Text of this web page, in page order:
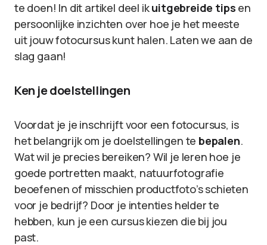
te doen! In dit artikel deel ikuitgebreide tips en
persoonlijke inzichten over hoe je het meeste
uit jouw fotocursus kunt halen. Laten we aan de
slag gaan!
Ken je doelstellingen
Voordat je je inschrijft voor een fotocursus, is
het belangrijk om je doelstellingen te bepalen.
Wat wil je precies bereiken? Wil je leren hoe je
goede portretten maakt, natuurfotografie
beoefenen of misschien productfoto’s schieten
voor je bedrijf? Door je intenties helder te
hebben, kun je een cursus kiezen die bij jou
past.